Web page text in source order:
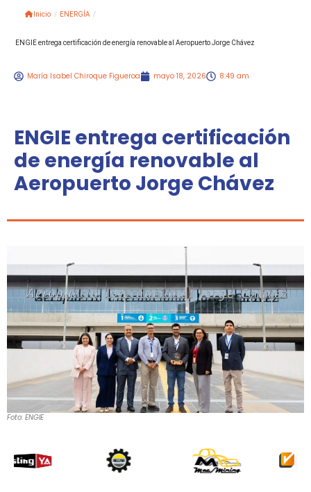
Inicio / ENERGÍA /
ENGIE entrega certificación de energía renovable al Aeropuerto Jorge Chávez
María Isabel Chiroque Figueroa mayo 18, 2026 8:49 am
ENGIE entrega certificación
de energía renovable al
Aeropuerto Jorge Chávez
Foto: ENGIE